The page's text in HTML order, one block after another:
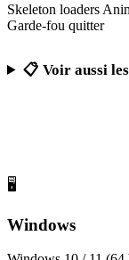
Skeleton loaders
Garde-fou quitter
📋 Voir aussi
🖥️
Windows